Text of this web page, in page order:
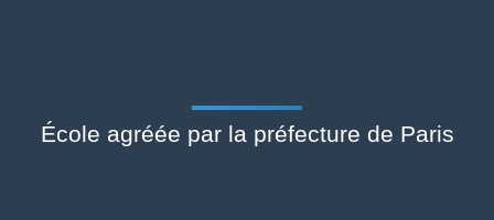
École agréée par la préfecture de Paris